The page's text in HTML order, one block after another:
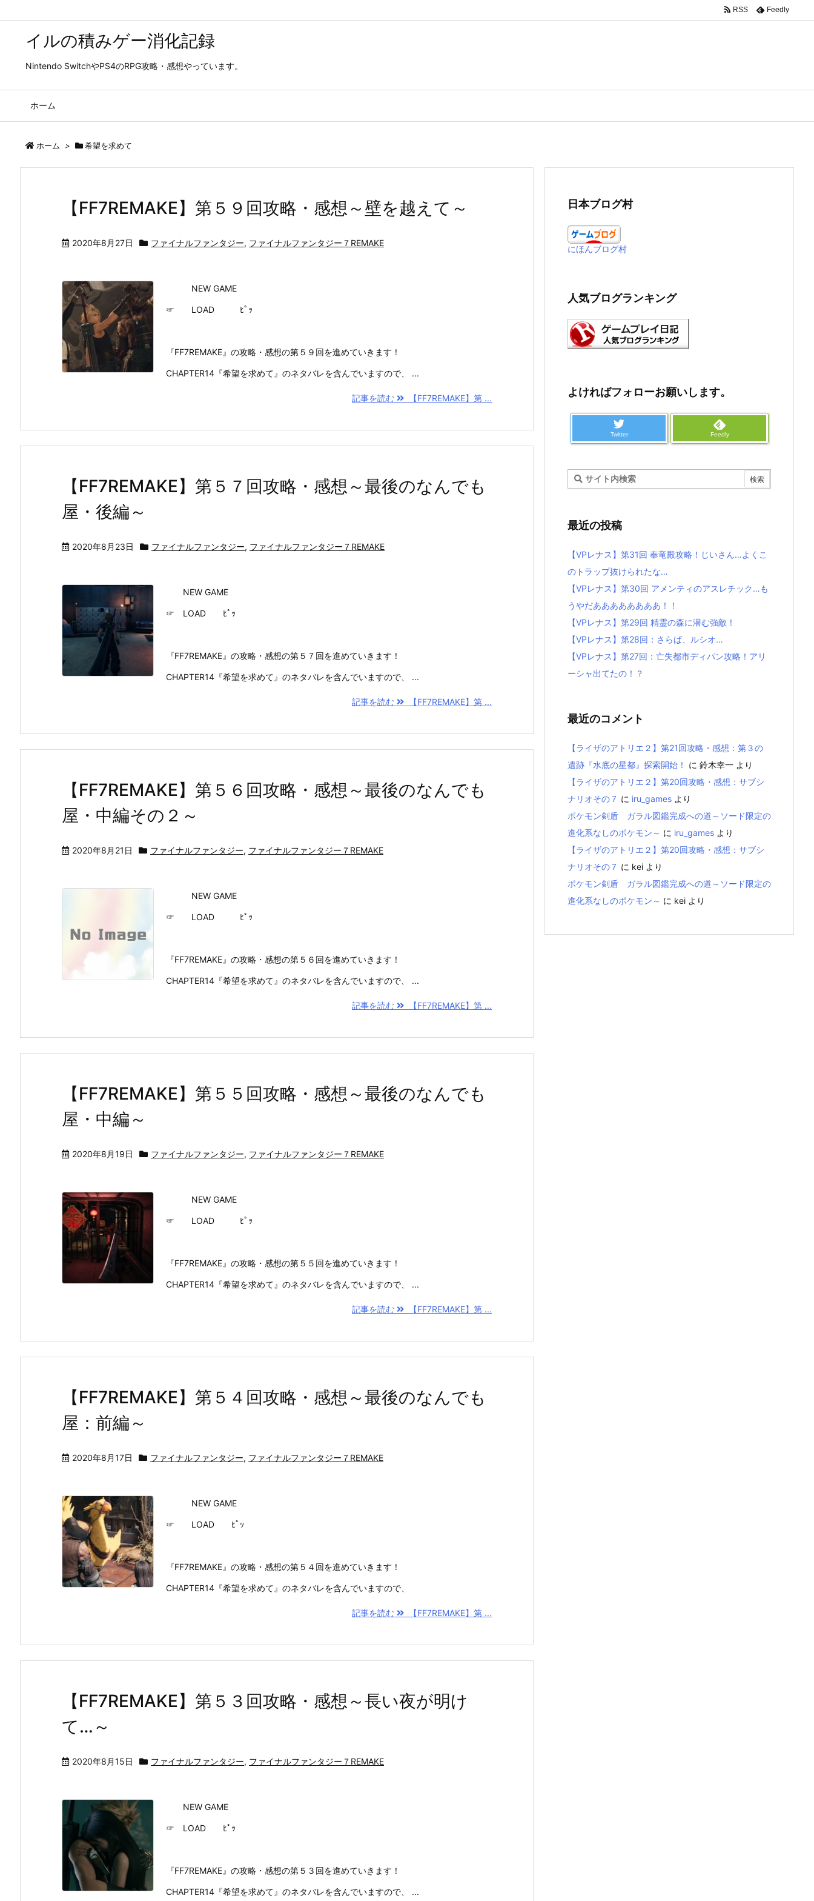
イルの積みゲー消化記録
Nintendo SwitchやPS4のRPG攻略・感想やっています。
ホーム
RSS Feedly
ホーム > 希望を求めて
【FF7REMAKE】第５９回攻略・感想～壁を越えて～
2020年8月27日 ファイナルファンタジー, ファイナルファンタジー７REMAKE
NEW GAME
☞ LOAD ﾋﾟｯ
『FF7REMAKE』の攻略・感想の第５９回を進めていきます！
CHAPTER14『希望を求めて』のネタバレを含んでいますので、 ...
記事を読む 【FF7REMAKE】第 ...
【FF7REMAKE】第５７回攻略・感想～最後のなんでも
屋・後編～
2020年8月23日 ファイナルファンタジー, ファイナルファンタジー７REMAKE
NEW GAME
☞ LOAD ﾋﾟｯ
『FF7REMAKE』の攻略・感想の第５７回を進めていきます！
CHAPTER14『希望を求めて』のネタバレを含んでいますので、 ...
記事を読む 【FF7REMAKE】第 ...
【FF7REMAKE】第５６回攻略・感想～最後のなんでも
屋・中編その２～
2020年8月21日 ファイナルファンタジー, ファイナルファンタジー７REMAKE
NEW GAME
☞ LOAD ﾋﾟｯ
『FF7REMAKE』の攻略・感想の第５６回を進めていきます！
CHAPTER14『希望を求めて』のネタバレを含んでいますので、 ...
記事を読む 【FF7REMAKE】第 ...
【FF7REMAKE】第５５回攻略・感想～最後のなんでも
屋・中編～
2020年8月19日 ファイナルファンタジー, ファイナルファンタジー７REMAKE
NEW GAME
☞ LOAD ﾋﾟｯ
『FF7REMAKE』の攻略・感想の第５５回を進めていきます！
CHAPTER14『希望を求めて』のネタバレを含んでいますので、 ...
記事を読む 【FF7REMAKE】第 ...
【FF7REMAKE】第５４回攻略・感想～最後のなんでも
屋：前編～
2020年8月17日 ファイナルファンタジー, ファイナルファンタジー７REMAKE
NEW GAME
☞ LOAD ﾋﾟｯ
『FF7REMAKE』の攻略・感想の第５４回を進めていきます！
CHAPTER14『希望を求めて』のネタバレを含んでいますので、
記事を読む 【FF7REMAKE】第 ...
【FF7REMAKE】第５３回攻略・感想～長い夜が明け
て…～
2020年8月15日 ファイナルファンタジー, ファイナルファンタジー７REMAKE
NEW GAME
☞ LOAD ﾋﾟｯ
『FF7REMAKE』の攻略・感想の第５３回を進めていきます！
CHAPTER14『希望を求めて』のネタバレを含んでいますので、 ...
日本ブログ村
にほんブログ村
人気ブログランキング
よければフォローお願いします。
Twitter Feedly
最近の投稿
【VPレナス】第31回 奉竜殿攻略！じいさん…よくこ
のトラップ抜けられたな…
【VPレナス】第30回 アメンティのアスレチック…も
うやだああああああああ！！
【VPレナス】第29回 精霊の森に潜む強敵！
【VPレナス】第28回：さらば、ルシオ…
【VPレナス】第27回：亡失都市ディパン攻略！アリ
ーシャ出てたの！？
最近のコメント
【ライザのアトリエ２】第21回攻略・感想：第３の
遺跡『水底の星都』探索開始！
に 鈴木幸一 より
【ライザのアトリエ２】第20回攻略・感想：サブシ
ナリオその７ に iru_games より
ポケモン剣盾 ガラル図鑑完成への道～ソード限定の
進化系なしのポケモン～ に iru_games より
【ライザのアトリエ２】第20回攻略・感想：サブシ
ナリオその７ に kei より
ポケモン剣盾 ガラル図鑑完成への道～ソード限定の
進化系なしのポケモン～ に kei より